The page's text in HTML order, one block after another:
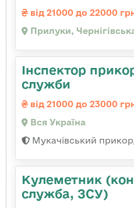
від 21000 до 22000
Прилуки,
Інспектор
служби
від 21000 до 23000
Вся Україна
Мукачівський
Кулеметник
служба, ЗСУ)